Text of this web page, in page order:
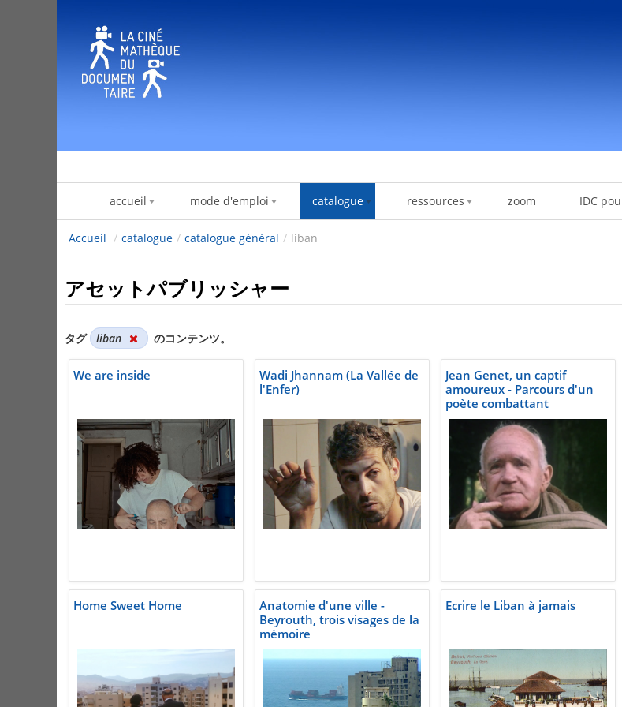
accueil mode d'emploi catalogue ressources zoom IDC
Accueil / catalogue / catalogue général / liban
アセットパブリッシャー
タグ liban のコンテンツ。
We are inside
Wadi Jhannam (La Vallée de
l'Enfer)
Jean Genet, un captif
amoureux - Parcours d'un
poète combattant
Home Sweet Home
Anatomie d'une ville -
Beyrouth, trois visages de la
mémoire
Ecrire le Liban à jamais